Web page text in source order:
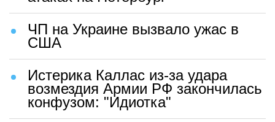
ЧП на Украине вызвало ужас в
США
Истерика Каллас из-за удара
возмездия Армии РФ закончилась
конфузом: "Идиотка"